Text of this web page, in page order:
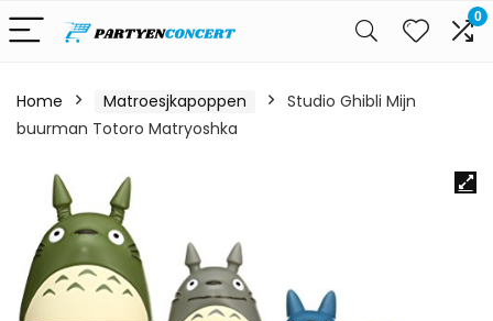
0
Home Matroesjkapoppen
Studio Ghibli Mijn
buurman Totoro Matryoshka